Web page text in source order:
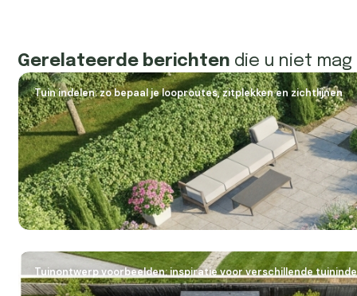
Gerelateerde berichten die u niet mag
Tuin indelen: zo bepaal je looproutes, zitplekken en zichtlijnen
Tuinontwerp voorbeelden: inspiratie voor verschillende